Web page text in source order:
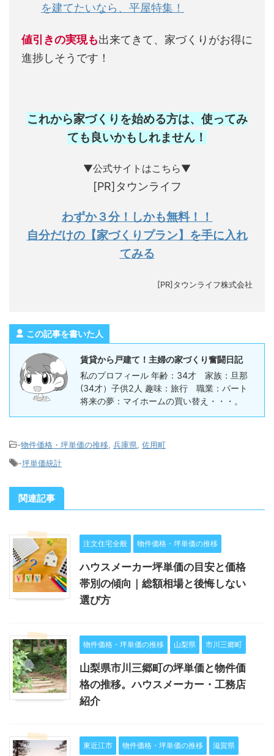
を建てたいなら、平屋特集！
値引きの実現も出来てきて、家づくりがお得に
進捗しそうです！
これから家づくりを始める方は、使ってみ
ても良いかもしれません ！
▼公式サイトはこちら▼
[PR]タウンライフ
わずか３分！しかも無料！！
自分だけの【家づくりプラン】を手に入れ
てみる
[PR]タウンライフ株式会社
この記事を書いた人
賃貸から戸建て！主婦の家づくり奮闘日記
私のプロフィール 年齢：34才 家族：旦那
(34才）子供2人 趣味：旅行 職業：パート
将来の夢：マイホームの買い替え・・・。
-物件価格・坪単価の推移, 兵庫県, 佐用町
-坪単価統計
関連記事
注文住宅全般 物件価格・坪単価の推移
ハウスメーカー坪単価の目安と価格
帯別の傾向｜総額相場と後悔しない
選び方
物件価格・坪単価の推移 山梨県 市川三郷町
山梨県市川三郷町の坪単価と物件価
格の推移。ハウスメーカー・工務店
紹介
東近江市 物件価格・坪単価の推移 滋賀県